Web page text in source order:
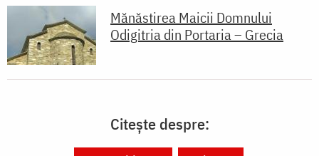
Mănăstirea Maicii Domnului
Odigitria din Portaria – Grecia
Citește despre: